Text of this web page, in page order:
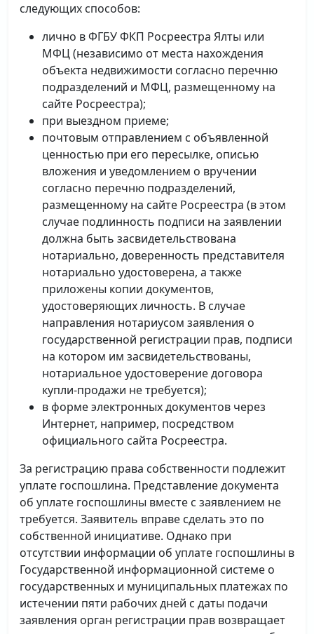
следующих способов:
лично в ФГБУ ФКП Росреестра Ялты или
МФЦ (независимо от места нахождения
объекта недвижимости согласно перечню
подразделений и МФЦ, размещенному на
сайте Росреестра);
при выездном приеме;
почтовым отправлением с объявленной
ценностью при его пересылке, описью
вложения и уведомлением о вручении
согласно перечню подразделений,
размещенному на сайте Росреестра (в этом
случае подлинность подписи на заявлении
должна быть засвидетельствована
нотариально, доверенность представителя
нотариально удостоверена, а также
приложены копии документов,
удостоверяющих личность. В случае
направления нотариусом заявления о
государственной регистрации прав, подписи
на котором им засвидетельствованы,
нотариальное удостоверение договора
купли-продажи не требуется);
в форме электронных документов через
Интернет, например, посредством
официального сайта Росреестра.
За регистрацию права собственности подлежит
уплате госпошлина. Представление документа
об уплате госпошлины вместе с заявлением не
требуется. Заявитель вправе сделать это по
собственной инициативе. Однако при
отсутствии информации об уплате госпошлины в
Государственной информационной системе о
государственных и муниципальных платежах по
истечении пяти рабочих дней с даты подачи
заявления орган регистрации прав возвращает